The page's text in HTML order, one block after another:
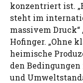
konzentriert ist.
steht im
massivem Druck“
Hofinger. „Ohne
heimische
den
und